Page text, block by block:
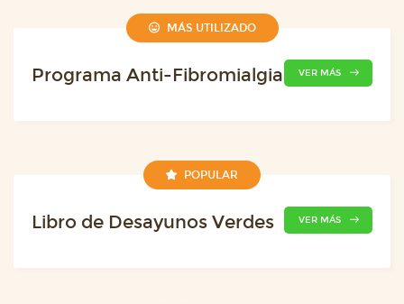
MÁS UTILIZADO
Programa Anti-Fibromialgia VER MÁS
POPULAR
Libro de Desayunos Verdes VER MÁS